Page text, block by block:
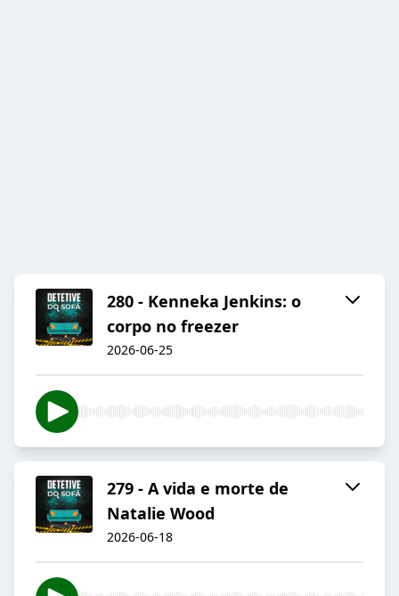
280 - Kenneka Jenkins: o
corpo no freezer
2026-06-25
279 - A vida e morte de
Natalie Wood
2026-06-18